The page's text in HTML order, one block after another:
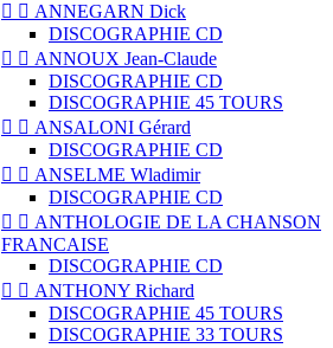
  ANNEGARN Dick
DISCOGRAPHIE CD
  ANNOUX Jean-Claude
DISCOGRAPHIE CD
DISCOGRAPHIE 45 TOURS
  ANSALONI Gérard
DISCOGRAPHIE CD
  ANSELME Wladimir
DISCOGRAPHIE CD
  ANTHOLOGIE DE LA CHANSON
FRANCAISE
DISCOGRAPHIE CD
  ANTHONY Richard
DISCOGRAPHIE 45 TOURS
DISCOGRAPHIE 33 TOURS